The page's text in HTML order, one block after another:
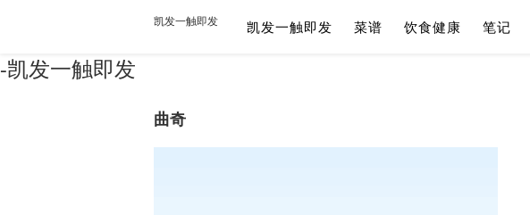
-凯发一触即发
凯发一触即发 凯发一触即发 菜谱 饮食健康 笔记
曲奇